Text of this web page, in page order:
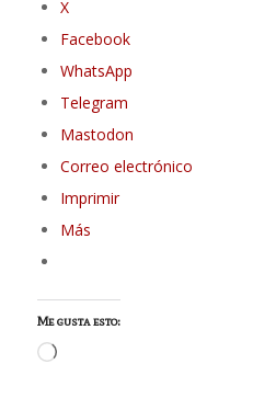
X
Facebook
WhatsApp
Telegram
Mastodon
Correo electrónico
Imprimir
Más
Me gusta esto:
Cargando...